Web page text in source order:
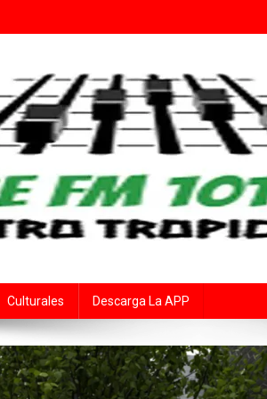
Culturales Descarga La APP